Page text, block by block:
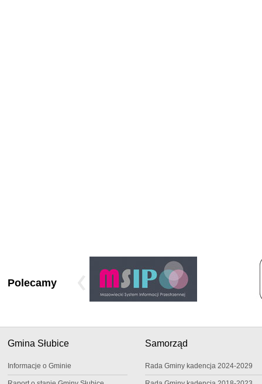
Polecamy
Gmina Słubice
Informacje o Gminie
Samorząd
Rada Gminy kadencja 2024-2029